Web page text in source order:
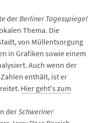
derBerliner Tagesspiegel
Thema. Die
von Müllentsorgung
in Grafiken sowie einem
Auch wenn der
enthält, ist er
Hier geht's zum
derSchweriner